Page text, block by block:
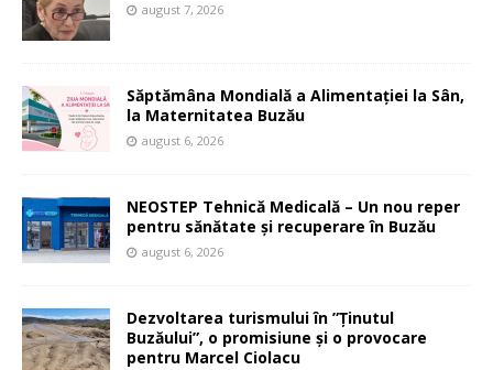
august 7, 2026
Săptămâna Mondială a Alimentației la Sân,
la Maternitatea Buzău
august 6, 2026
NEOSTEP Tehnică Medicală – Un nou reper
pentru sănătate și recuperare în Buzău
august 6, 2026
Dezvoltarea turismului în ”Ținutul
Buzăului”, o promisiune și o provocare
pentru Marcel Ciolacu